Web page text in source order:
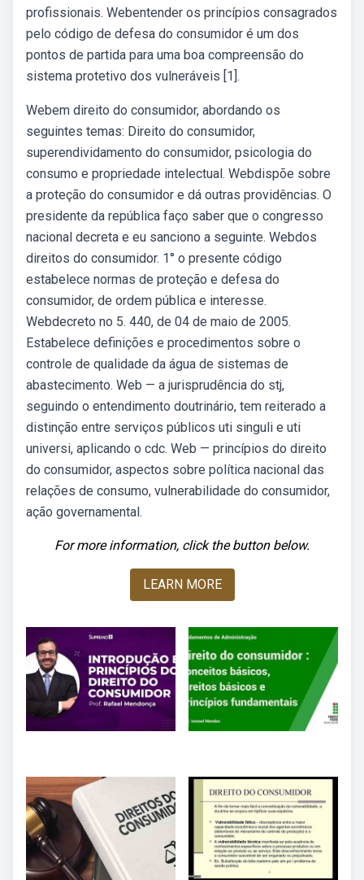
profissionais. Webentender os princípios consagrados
pelo código de defesa do consumidor é um dos
pontos de partida para uma boa compreensão do
sistema protetivo dos vulneráveis [1].
Webem direito do consumidor, abordando os
seguintes temas: Direito do consumidor,
superendividamento do consumidor, psicologia do
consumo e propriedade intelectual. Webdispõe sobre
a proteção do consumidor e dá outras providências. O
presidente da república faço saber que o congresso
nacional decreta e eu sanciono a seguinte. Webdos
direitos do consumidor. 1° o presente código
estabelece normas de proteção e defesa do
consumidor, de ordem pública e interesse.
Webdecreto no 5. 440, de 04 de maio de 2005.
Estabelece definições e procedimentos sobre o
controle de qualidade da água de sistemas de
abastecimento. Web — a jurisprudência do stj,
seguindo o entendimento doutrinário, tem reiterado a
distinção entre serviços públicos uti singuli e uti
universi, aplicando o cdc. Web — princípios do direito
do consumidor, aspectos sobre política nacional das
relações de consumo, vulnerabilidade do consumidor,
ação governamental.
For more information, click the button below.
LEARN MORE